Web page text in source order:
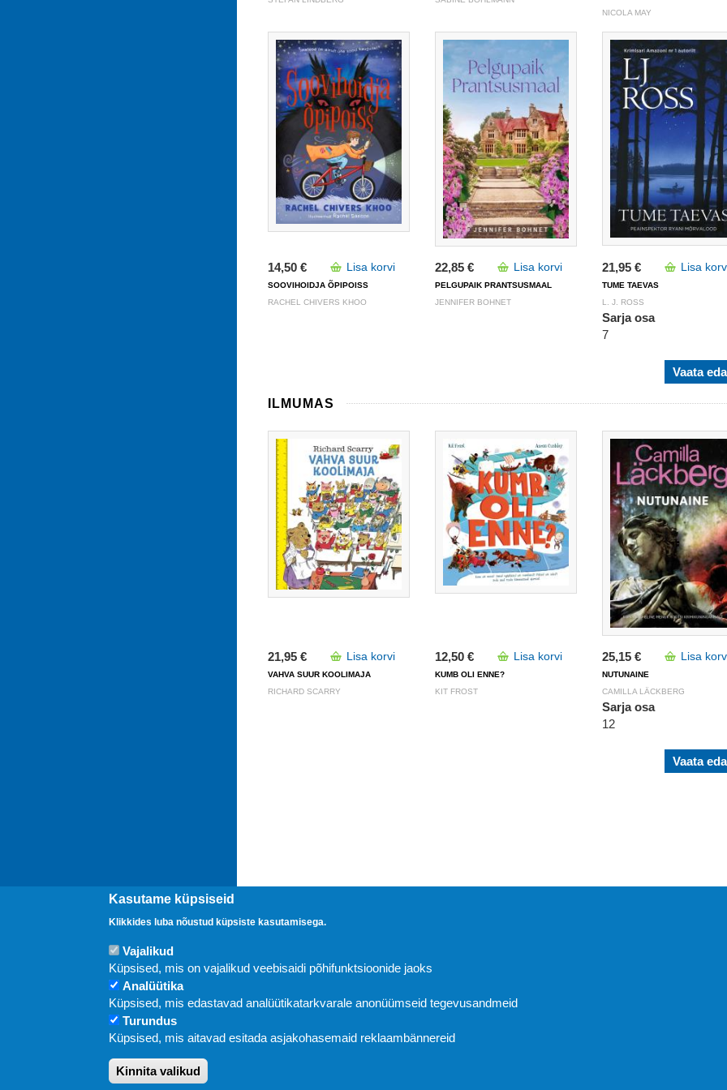
NICOLA MAY
Lisa korvi
14,50 €
SOOVIHOIDJA ÕPIPOISS
RACHEL CHIVERS KHOO
Lisa korvi
22,85 €
PELGUPAIK PRANTSUSMAAL
JENNIFER BOHNET
Lisa
21,95 €
TUME TAEVAS
L. J. ROSS
Sarja osa
7
Vaata
ILMUMAS
Lisa korvi
21,95 €
VAHVA SUUR KOOLIMAJA
RICHARD SCARRY
Lisa korvi
12,50 €
KUMB OLI ENNE?
KIT FROST
Lisa
25,15 €
NUTUNAINE
CAMILLA LÄCKBERG
Sarja osa
12
Vaata
Kasutame küpsiseid
Klikkides luba nõustud küpsiste kasutamisega.
Vajalikud
Küpsised, mis on vajalikud veebisaidi põhifunktsioonide jaoks
Analüütika
Küpsised, mis edastavad analüütikatarkvarale anonüümseid tegevusandmeid
Turundus
Küpsised, mis aitavad esitada asjakohasemaid reklaambännereid
Kinnita valikud